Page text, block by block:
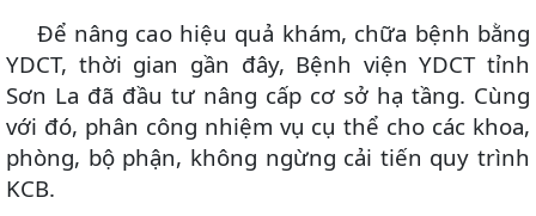
Để nâng cao hiệu quả khám, chữa bệnh bằng
YDCT, thời gian gần đây, Bệnh viện YDCT tỉnh
Sơn La đã đầu tư nâng cấp cơ sở hạ tầng. Cùng
với đó, phân công nhiệm vụ cụ thể cho các khoa,
phòng, bộ phận, không ngừng cải tiến quy trình
KCB.